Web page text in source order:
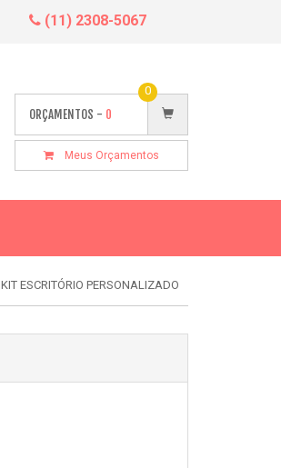
(11) 2308-5067
ORÇAMENTOS - 0
0
Meus Orçamentos
KIT ESCRITÓRIO PERSONALIZADO